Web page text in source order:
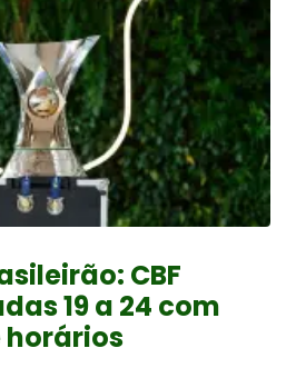
CBF
19 a 24 com